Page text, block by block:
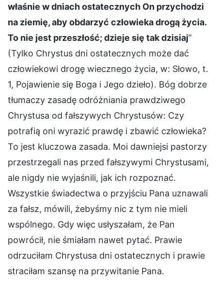
właśnie w dniach ostatecznych On przychodzi
na ziemię, aby obdarzyć człowieka drogą życia.
To nie jest przeszłość; dzieje się tak dzisiaj”
(Tylko Chrystus dni ostatecznych może dać
człowiekowi drogę wiecznego życia, w: Słowo, t.
1, Pojawienie się Boga i Jego dzieło). Bóg dobrze
tłumaczy zasadę odróżniania prawdziwego
Chrystusa od fałszywych Chrystusów: Czy
potrafią oni wyrazić prawdę i zbawić człowieka?
To jest kluczowa zasada. Moi dawniejsi pastorzy
przestrzegali nas przed fałszywymi Chrystusami,
ale nigdy nie wyjaśnili, jak ich rozpoznać.
Wszystkie świadectwa o przyjściu Pana uznawali
za fałsz, mówili, żebyśmy nic z tym nie mieli
wspólnego. Gdy więc usłyszałam, że Pan
powrócił, nie śmiałam nawet pytać. Prawie
odrzuciłam Chrystusa dni ostatecznych i prawie
straciłam szansę na przywitanie Pana.